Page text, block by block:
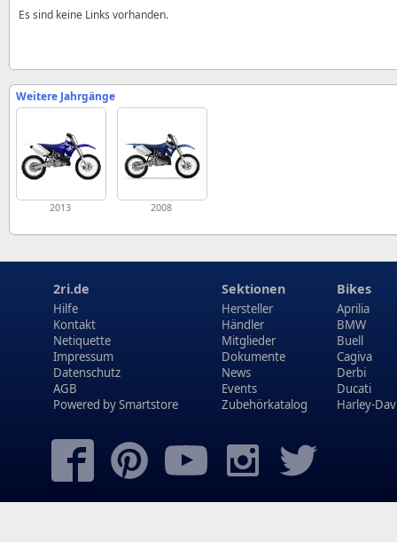
Es sind keine Links vorhanden.
Weitere Jahrgänge
2013 2008
2ri.de
Hilfe
Kontakt
Netiquette
Impressum
Datenschutz
AGB
Powered bySmartstore
Sektionen
Hersteller
Händler
Mitglieder
Dokumente
News
Events
Zubehörkatalog
Bikes
Aprilia
BMW
Buell
Cagiva
Derbi
Ducati
Harley-